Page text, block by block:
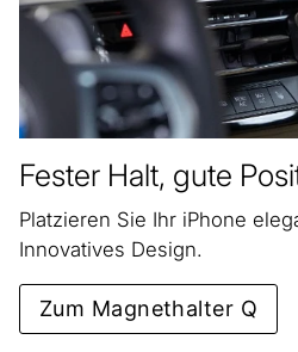
Fester Halt, gute
Platzieren Sie Ihr iPhone
Innovatives Design.
Zum Magnethalter Q